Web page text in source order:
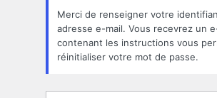
Merci de renseigner votre
adresse e-mail. Vous recevrez un
contenant les instructions vous
réinitialiser votre mot de passe.